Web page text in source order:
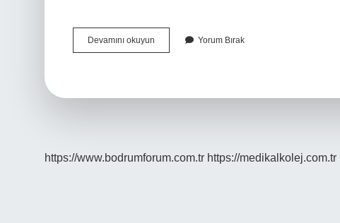
Devamını okuyun
Suçların
Yorum Bırak
https://www.bodrumforum.com.tr https://medikalkolej.com.tr